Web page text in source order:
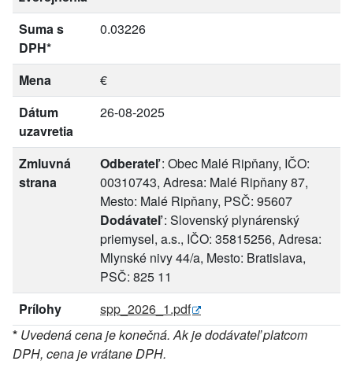
Suma s
DPH*
0.03226
Mena
€
Dátum
uzavretia
26-08-2025
Zmluvná
strana
Odberateľ: Obec Malé Ripňany, IČO:
00310743, Adresa: Malé Ripňany 87,
Mesto: Malé Ripňany, PSČ: 95607
Dodávateľ: Slovenský plynárenský
priemysel, a.s., IČO: 35815256, Adresa:
Mlynské nivy 44/a, Mesto: Bratislava,
PSČ: 825 11
Prílohy
spp_2026_1.pdf
* Uvedená cena je konečná. Ak je dodávateľ platcom
DPH, cena je vrátane DPH.